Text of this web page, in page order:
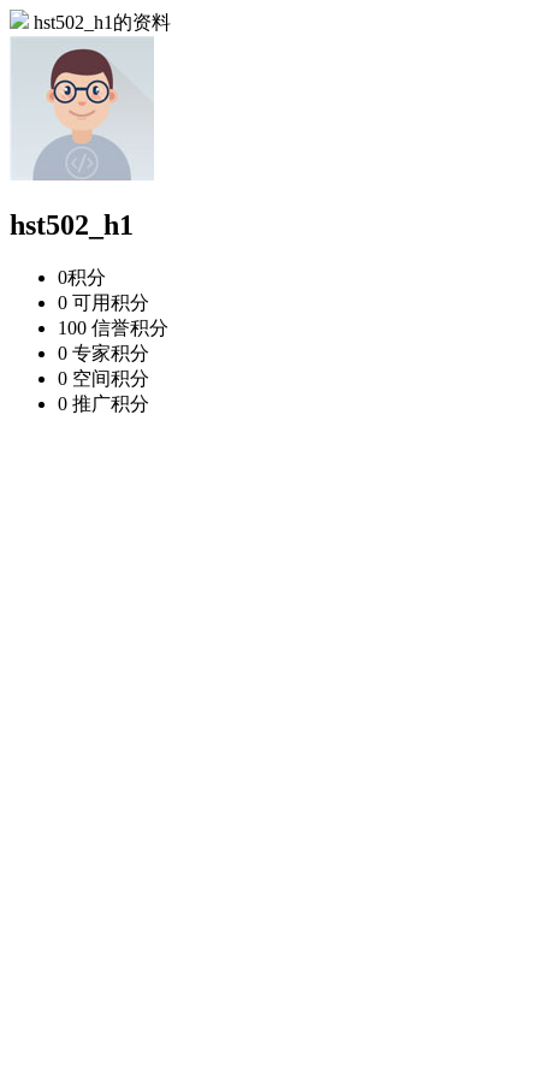
hst502_h1的资料
hst502_h1
0积分
0 可用积分
100 信誉积分
0 专家积分
0 空间积分
0 推广积分